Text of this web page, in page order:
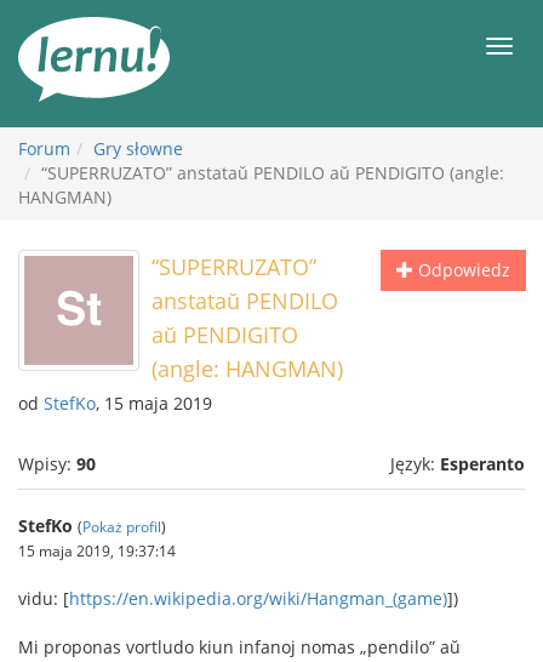
Forum
Gry słowne
“SUPERRUZATO” anstataŭ PENDILO aŭ PENDIGITO (angle:
HANGMAN)
Odpowiedz
“SUPERRUZATO”
anstataŭ PENDILO
aŭ PENDIGITO
(angle: HANGMAN)
od StefKo, 15 maja 2019
Wpisy: 90 Język: Esperanto
StefKo (Pokaż profil)
15 maja 2019, 19:37:14
vidu: [https://en.wikipedia.org/wiki/Hangman_(game)])
Mi proponas vortludo kiun infanoj nomas „pendilo” aŭ